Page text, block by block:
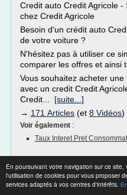
En poursuivant votre navigation sur ce site,
l'utilisation de cookies pour vous proposer
services adaptés à vos centres d'intérêts.
Credit auto Credit Agricole
chez Credit Agricole
Besoin d'un crédit auto
de votre voiture ?
N'hésitez pas à utiliser ce
comparer les offres et ainsi
Vous souhaitez acheter
avec un credit Credit
Credit... [suite...]
→ 171 Articles (et 8 Vidéos)
Voir également :
Taux Interet Pret
CARTE DE CREDIT TAUX
Cartes à bas taux